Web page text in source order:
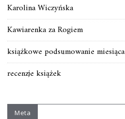
Karolina Wiczyńska
Kawiarenka za Rogiem
książkowe podsumowanie miesiąca
recenzje książek
Meta